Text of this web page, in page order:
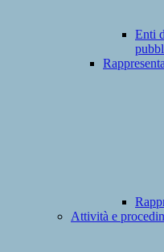
Enti
Attività e